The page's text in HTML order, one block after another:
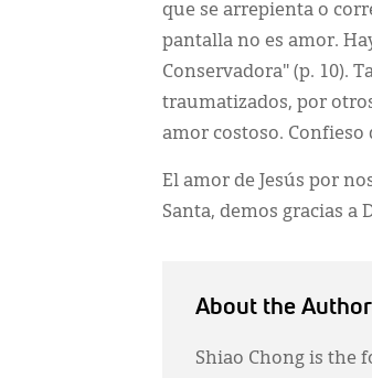
que se arrepienta o
pantalla no es amor.
Conservadora" (p. 10).
traumatizados, por
amor costoso.
El amor de Jesús por
Santa, demos gracias a
About the Author
Shiao Chong is the